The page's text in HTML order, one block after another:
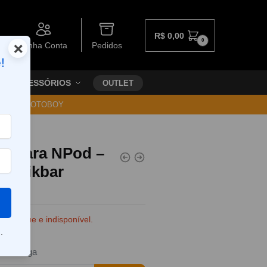
Minha Conta Pedidos
R$ 0,00 0
ACESSÓRIOS OUTLET
VIA MOTOBOY
para NPod –
Nikbar
estoque e indisponível.
entrega
×